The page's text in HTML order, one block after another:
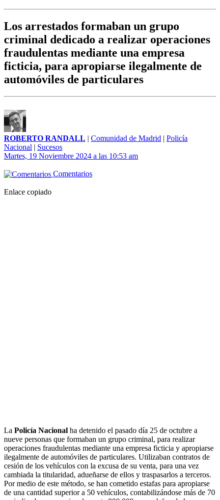
Los arrestados formaban un grupo
criminal dedicado a realizar operaciones
fraudulentas mediante una empresa
ficticia, para apropiarse ilegalmente de
automóviles de particulares
ROBERTO RANDALL | Comunidad de Madrid | Policía
Nacional | Sucesos
Martes, 19 Noviembre 2024 a las 10:53 am
Comentarios
Enlace copiado
La Policía Nacional ha detenido el pasado día 25 de octubre a
nueve personas que formaban un grupo criminal, para realizar
operaciones fraudulentas mediante una empresa ficticia y apropiarse
ilegalmente de automóviles de particulares. Utilizaban contratos de
cesión de los vehículos con la excusa de su venta, para una vez
cambiada la titularidad, adueñarse de ellos y traspasarlos a terceros.
Por medio de este método, se han cometido estafas para apropiarse
de una cantidad superior a 50 vehículos, contabilizándose más de 70